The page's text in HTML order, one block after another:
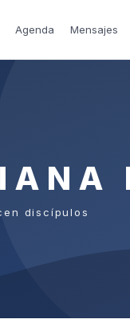
Agenda Mensajes
discípulos